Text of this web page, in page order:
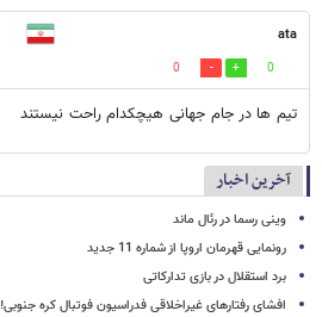
ata
0
0
تیم ها در جام جهانی هیچکدام راحت نیستند
آخرین اخبار
وینی رسما در رئال ماند
رونمایی قهرمان اروپا از شماره 11 جدید
برد استقلال در بازی تدارکاتی
افشای رفتارهای غیراخلاقی فدراسیون فوتبال کره جنوبی!